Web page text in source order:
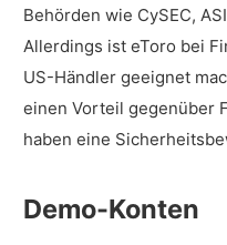
Behörden wie CySEC,
Allerdings ist eToro bei
US-Händler geeignet
einen Vorteil gegenüber
haben eine
Demo-Konten